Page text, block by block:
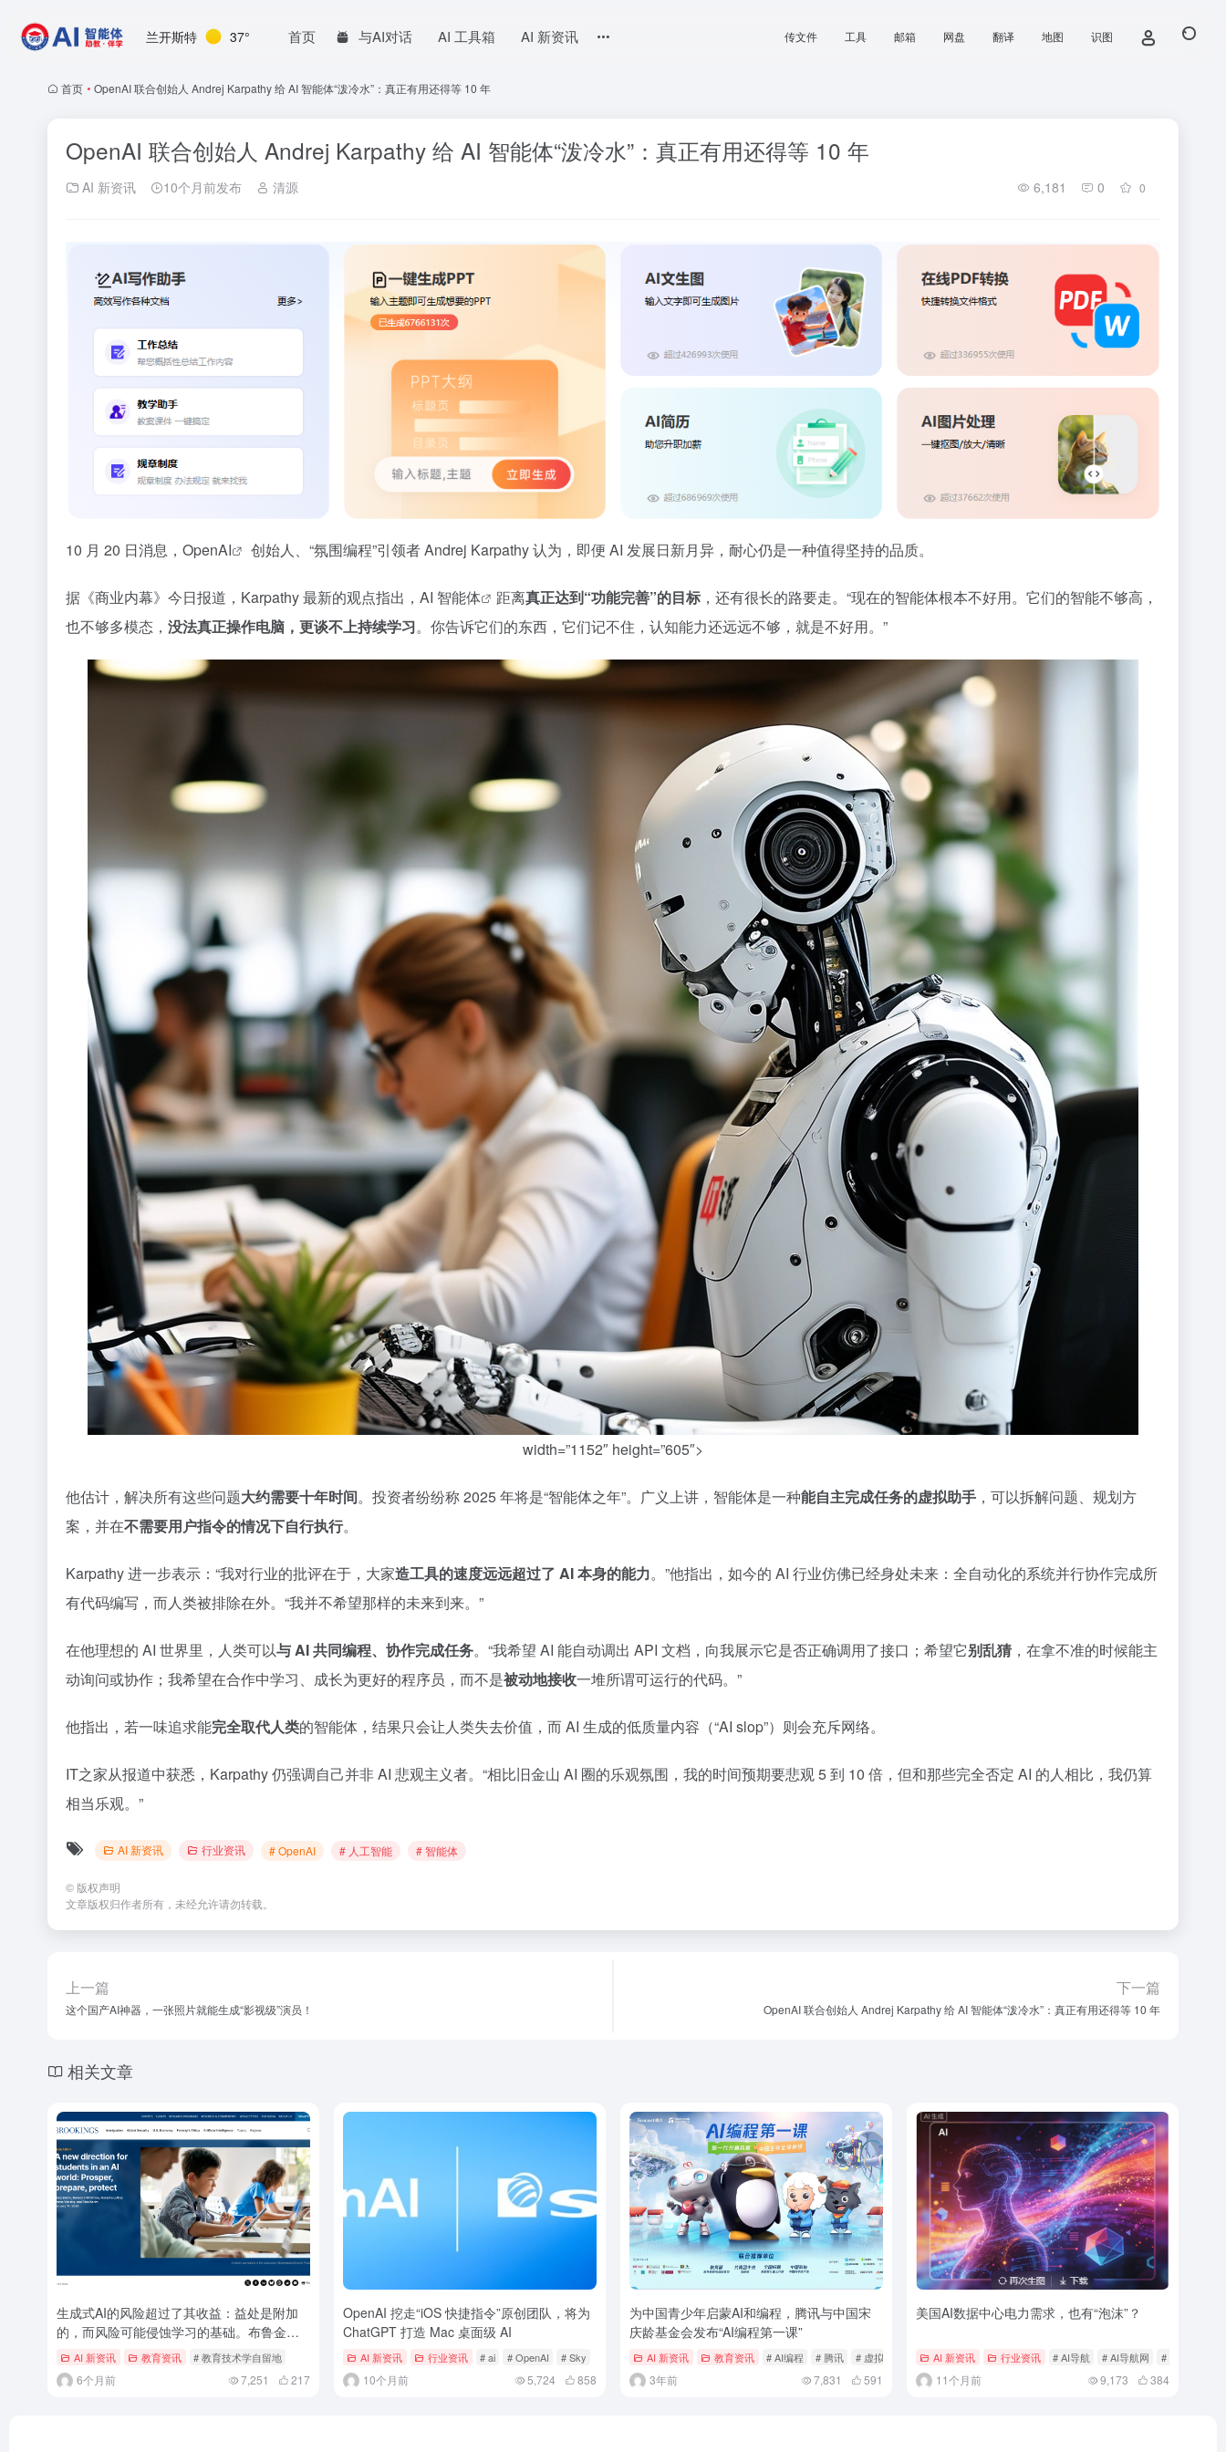
兰开斯特 37° 首页 与AI对话 AI 工具箱 AI 新资讯 传文件 工具 邮箱 网盘 翻译 地图 识图
首页 • OpenAI 联合创始人 Andrej Karpathy 给 AI 智能体“泼冷水”：真正有用还得等 10 年
OpenAI 联合创始人 Andrej Karpathy 给 AI 智能体“泼冷水”：真正有用还得等 10 年
AI 新资讯 10个月前发布 清源 6,181 0 0
10 月 20 日消息， OpenAI 创始人、“氛围编程”引领者 Andrej Karpathy 认为，即便 AI 发展日新月异，耐心仍是一种值得坚持的品质。
据《商业内幕》今日报道，Karpathy 最新的观点指出，AI 智能体 距离真正达到“功能完善”的目标 ，还有很长的路要走。“现在的智能体根本不好用。它们的智能不够高，
也不够多模态， 没法真正操作电脑，更谈不上持续学习。你告诉它们的东西，它们记不住，认知能力还远远不够，就是不好用。”
width=”1152″ height=”605″>
他估计，解决所有这些问题大约需要十年时间。投资者纷纷称 2025 年将是“智能体之年”。广义上讲，智能体是一种能自主完成任务的虚拟助手 ，可以拆解问题、规划方
案，并在不需要用户指令的情况下自行执行。
Karpathy 进一步表示：“我对行业的批评在于，大家造工具的速度远远超过了 AI 本身的能力。”他指出，如今的 AI 行业仿佛已经身处未来：全自动化的系统并行协作完成所
有代码编写，而人类被排除在外。“我并不希望那样的未来到来。”
在他理想的 AI 世界里，人类可以与 AI 共同编程、协作完成任务。“我希望 AI 能自动调出 API 文档，向我展示它是否正确调用了接口；希望它别乱猜，在拿不准的时候能主
动询问或协作；我希望在合作中学习、成长为更好的程序员，而不是被动地接收一堆所谓可运行的代码。”
他指出，若一味追求能完全取代人类的智能体，结果只会让人类失去价值，而 AI 生成的低质量内容（“AI slop”）则会充斥网络。
IT之家从报道中获悉，Karpathy 仍强调自己并非 AI 悲观主义者。“相比旧金山 AI 圈的乐观氛围，我的时间预期要悲观 5 到 10 倍，但和那些完全否定 AI 的人相比，我仍算
相当乐观。”
AI 新资讯 行业资讯 # OpenAI # 人工智能 # 智能体
© 版权声明
文章版权归作者所有，未经允许请勿转载。
上一篇
这个国产AI神器，一张照片就能生成“影视级”演员！
下一篇
OpenAI 联合创始人 Andrej Karpathy 给 AI 智能体“泼冷水”：真正有用还得等 10 年
相关文章
生成式AI的风险超过了其收益：益处是附加
的，而风险可能侵蚀学习的基础。布鲁金斯
学会报告提出的3大支柱12个建议非常棒！
AI 新资讯 教育资讯 # 教育技术学自留地
6个月前 7,251 217
OpenAI 挖走“iOS 快捷指令”原创团队，将为
ChatGPT 打造 Mac 桌面级 AI
AI 新资讯 行业资讯 # ai # OpenAI # Sky
10个月前 5,724 858
为中国青少年启蒙AI和编程，腾讯与中国宋
庆龄基金会发布“AI编程第一课”
AI 新资讯 教育资讯 # AI编程 # 腾讯 # 虚拟世界
3年前 7,831 591
美国AI数据中心电力需求，也有“泡沫”？
AI 新资讯 行业资讯 # AI导航 # AI导航网 # ai工具
11个月前 9,173 384